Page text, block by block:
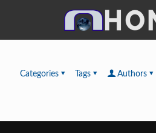
Categories Tags Authors